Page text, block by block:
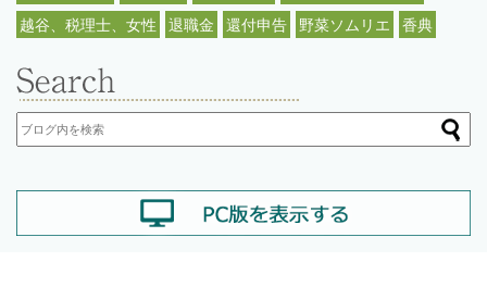
越谷、税理士、女性
退職金 還付申告 野菜ソムリエ 香典